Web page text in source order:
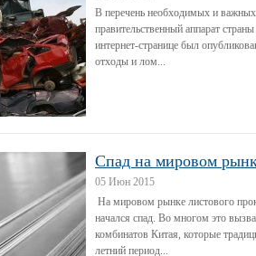
В перечень необходимых и важных
правительственный аппарат
интернет-странице был
отходы и лом...
Спад на мировом
05 Июн 2015
На мировом рынке листового
начался спад. Во многом это
комбинатов Китая, которые
летний период...